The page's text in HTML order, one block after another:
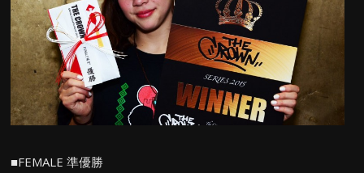
■FEMALE 準優勝